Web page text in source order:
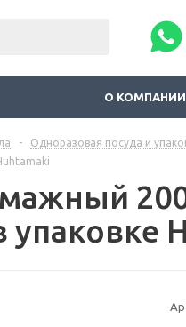
О КОМПАНИИ
- Одноразовая посуда и